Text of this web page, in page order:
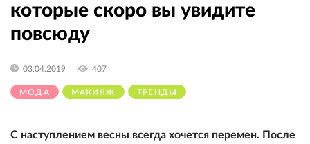
которые скоро вы увидите
повсюду
МОДА МАКИЯЖ ТРЕНДЫ
03.04.2019 407
С наступлением весны всегда хочется перемен. После